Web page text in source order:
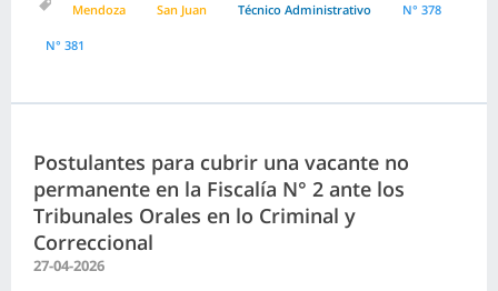
Mendoza San Juan Técnico Administrativo N° 378
N° 381
Postulantes para cubrir una vacante no
permanente en la Fiscalía N° 2 ante los
Tribunales Orales en lo Criminal y
Correccional
27-04-2026